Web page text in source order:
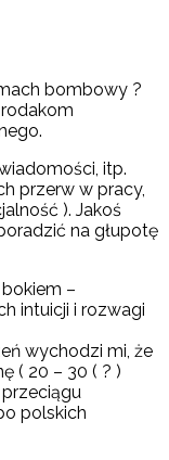
bombowy ?
itp.
przerw w pracy,
). Jakoś
na głupotę
–
intuicji i rozwagi
wychodzi mi, że
( 20 – 30 ( ? )
polskich